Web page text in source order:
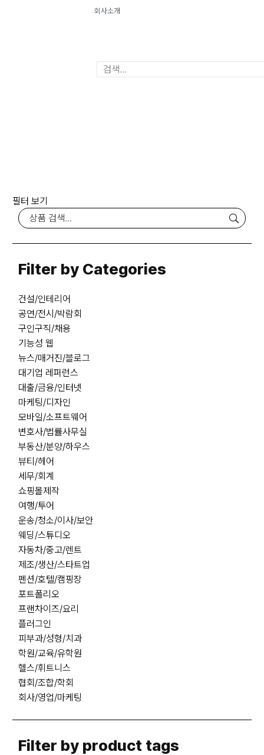
회사소개
필터 보기
Filter by Categories
건설/인테리어
공연/전시/박람회
구인구직/채용
기능성 웹
뉴스/매거진/블로그
대기업 레퍼런스
대출/금융/인터넷
마케팅/디자인
모바일/소프트웨어
변호사/법률사무실
부동산/분양/하우스
뷰티/헤어
세무/회계
쇼핑몰제작
여행/투어
운송/청소/이사/보안
웨딩/스튜디오
자동차/중고/렌트
제조/생산/스타트업
펜션/호텔/캠핑장
포트폴리오
프랜차이즈/요리
플러그인
피부과/성형/치과
학원/교육/유학원
헬스/휘트니스
협회/조합/학회
회사/영업/마케팅
Filter by product tags